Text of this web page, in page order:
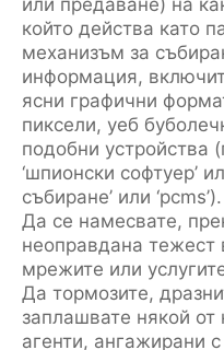
който действа като
механизъм за
информация,
ясни графични
пиксели, уеб
подобни устройства
‘шпионски софтуер’
събиране’ или ‘pcms’).
Да се намесвате,
неоправдана тежест
мрежите или
Да тормозите,
заплашвате някой
агенти, ангажирани